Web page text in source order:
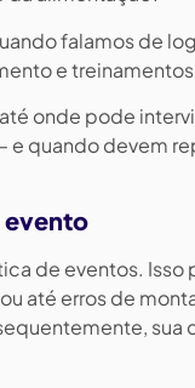
falamos de
e
onde pode
quando devem
evento
de eventos. Isso
até erros de
sua